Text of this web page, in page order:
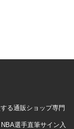
る通販ショップ専門
選手直筆サイン入